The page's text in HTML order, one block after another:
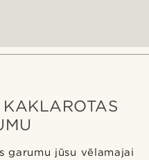
KAKLAROTAS
jūsu vēlamajai